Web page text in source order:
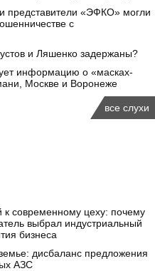
представители «ЭФКО» могли
с
и Ляшенко задержаны?
информацию о «масках-
Москве и Воронеже
все слухи
современному цеху: почему
выбрал индустриальный
бизнеса
дисбаланс предложения
АЗС